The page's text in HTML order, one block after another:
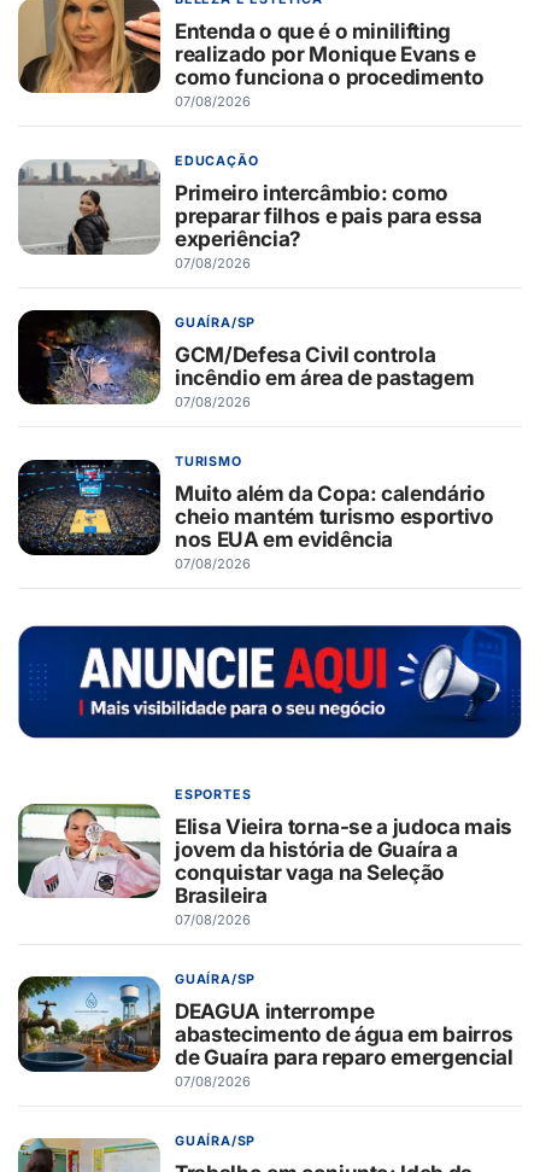
Entenda o que é o minilifting
realizado por Monique Evans e
como funciona o procedimento
07/08/2026
EDUCAÇÃO
Primeiro intercâmbio: como
preparar filhos e pais para essa
experiência?
07/08/2026
GUAÍRA/SP
GCM/Defesa Civil controla
incêndio em área de pastagem
07/08/2026
TURISMO
Muito além da Copa: calendário
cheio mantém turismo esportivo
nos EUA em evidência
07/08/2026
ESPORTES
Elisa Vieira torna-se a judoca mais
jovem da história de Guaíra a
conquistar vaga na Seleção
Brasileira
07/08/2026
GUAÍRA/SP
DEAGUA interrompe
abastecimento de água em bairros
de Guaíra para reparo emergencial
07/08/2026
GUAÍRA/SP